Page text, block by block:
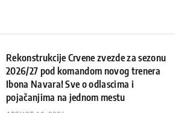
Rekonstrukcije Crvene zvezde za sezonu
2026/27 pod komandom novog trenera
Ibona Navara! Sve o odlascima i
pojačanjima na jednom mestu